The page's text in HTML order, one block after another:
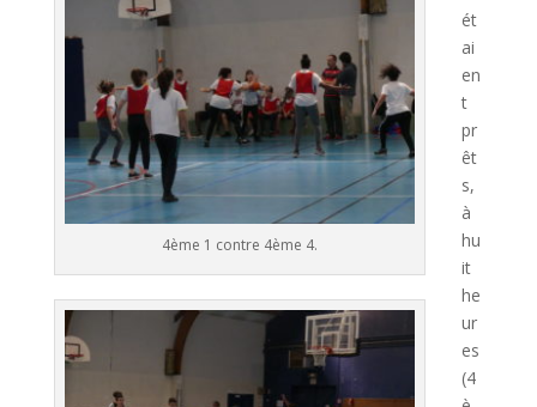
4ème 1 contre 4ème 4.
ét
ai
en
t
pr
êt
s,
à
hu
it
he
ur
es
(4